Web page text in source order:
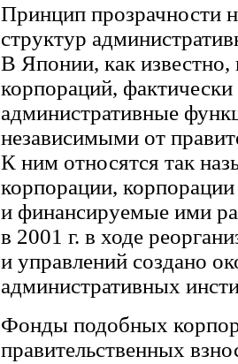
Принцип прозрачности
структур
В Японии, как известно,
корпораций,
административные
независимыми от
К ним относятся так
корпорации,
и финансируемые ими
в 2001 г. в ходе
и управлений создано
административных
Фонды подобных
правительственных